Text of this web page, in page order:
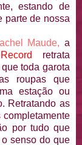
estando de
parte de nossa
Maude, a
retrata
toda garota
roupas que
estação ou
Retratando as
por tudo que
senso do que